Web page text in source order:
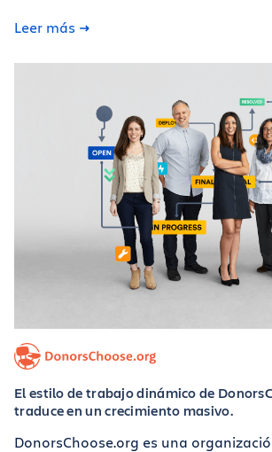
Leer más
El estilo de trabajo dinámico de
traduce en un crecimiento masivo.
DonorsChoose.org es una